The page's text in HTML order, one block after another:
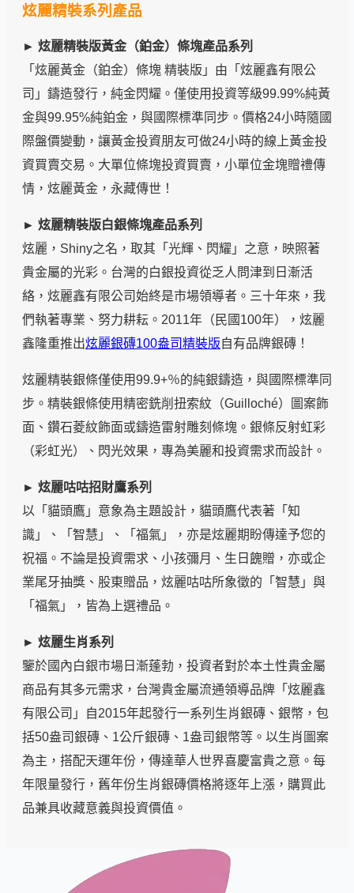
炫麗精裝系列產品
► 炫麗精裝版黃金（鉑金）條塊產品系列
「炫麗黃金（鉑金）條塊 精裝版」由「炫麗鑫有限公
司」鑄造發行，純金閃耀。僅使用投資等級99.99%純黃
金與99.95%純鉑金，與國際標準同步。價格24小時隨國
際盤價變動，讓黃金投資朋友可做24小時的線上黃金投
資買賣交易。大單位條塊投資買賣，小單位金塊贈禮傳
情，炫麗黃金，永藏傳世！
► 炫麗精裝版白銀條塊產品系列
炫麗，Shiny之名，取其「光輝、閃耀」之意，映照著
貴金屬的光彩。台灣的白銀投資從乏人問津到日漸活
絡，炫麗鑫有限公司始終是市場領導者。三十年來，我
們執著專業、努力耕耘。2011年（民國100年），炫麗
鑫隆重推出炫麗銀磚100盎司精裝版自有品牌銀磚！
炫麗精裝銀條僅使用99.9+％的純銀鑄造，與國際標準同
步。精裝銀條使用精密銑削扭索紋（Guilloché）圖案飾
面、鑽石菱紋飾面或鑄造雷射雕刻條塊。銀條反射虹彩
（彩虹光）、閃光效果，專為美麗和投資需求而設計。
► 炫麗咕咕招財鷹系列
以「貓頭鷹」意象為主題設計，貓頭鷹代表著「知
識」、「智慧」、「福氣」，亦是炫麗期盼傳達予您的
祝福。不論是投資需求、小孩彌月、生日餽贈，亦或企
業尾牙抽獎、股東贈品，炫麗咕咕所象徵的「智慧」與
「福氣」，皆為上選禮品。
► 炫麗生肖系列
鑒於國內白銀市場日漸蓬勃，投資者對於本土性貴金屬
商品有其多元需求，台灣貴金屬流通領導品牌「炫麗鑫
有限公司」自2015年起發行一系列生肖銀磚、銀幣，包
括50盎司銀磚、1公斤銀磚、1盎司銀幣等。以生肖圖案
為主，搭配天運年份，傳達華人世界喜慶富貴之意。每
年限量發行，舊年份生肖銀磚價格將逐年上漲，購買此
品兼具收藏意義與投資價值。